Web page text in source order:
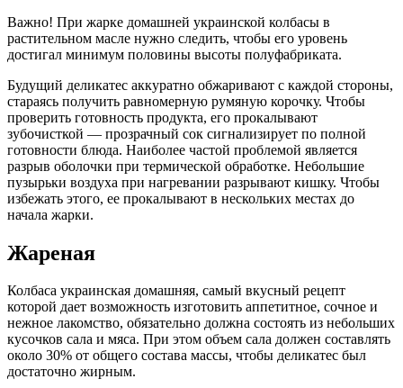
Важно! При жарке домашней украинской колбасы в
растительном масле нужно следить, чтобы его уровень
достигал минимум половины высоты полуфабриката.
Будущий деликатес аккуратно обжаривают с каждой стороны,
стараясь получить равномерную румяную корочку. Чтобы
проверить готовность продукта, его прокалывают
зубочисткой — прозрачный сок сигнализирует по полной
готовности блюда. Наиболее частой проблемой является
разрыв оболочки при термической обработке. Небольшие
пузырьки воздуха при нагревании разрывают кишку. Чтобы
избежать этого, ее прокалывают в нескольких местах до
начала жарки.
Жареная
Колбаса украинская домашняя, самый вкусный рецепт
которой дает возможность изготовить аппетитное, сочное и
нежное лакомство, обязательно должна состоять из небольших
кусочков сала и мяса. При этом объем сала должен составлять
около 30% от общего состава массы, чтобы деликатес был
достаточно жирным.